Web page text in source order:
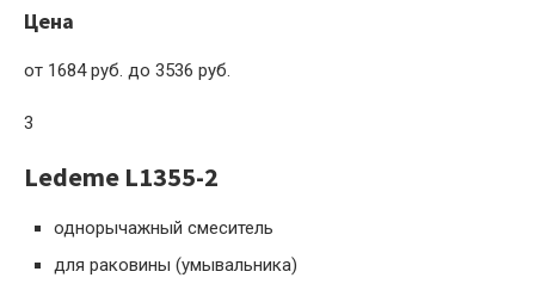
Цена
от 1684 руб. до 3536 руб.
3
Ledeme L1355-2
однорычажный смеситель
для раковины (умывальника)